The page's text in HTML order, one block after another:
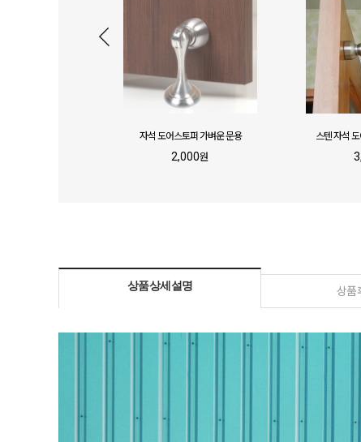
자석 도어스토퍼 가벼운 문용
2,000원
스텐 자석
상품상세설명 상품